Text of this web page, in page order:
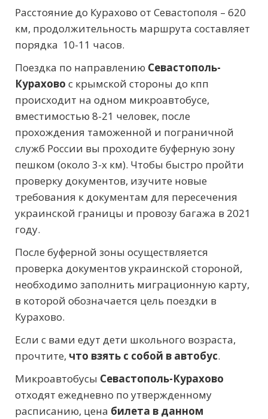
Расстояние до Курахово от Севастополя – 620
км, продолжительность маршрута составляет
порядка 10-11 часов.
Поездка по направлению Севастополь-
Курахово с крымской стороны до кпп
происходит на одном микроавтобусе,
вместимостью 8-21 человек, после
прохождения таможенной и пограничной
служб России вы проходите буферную зону
пешком (около 3-х км). Чтобы быстро пройти
проверку документов, изучите новые
требования к документам для пересечения
украинской границы и провозу багажа в 2021
году.
После буферной зоны осуществляется
проверка документов украинской стороной,
необходимо заполнить миграционную карту,
в которой обозначается цель поездки в
Курахово.
Если с вами едут дети школьного возраста,
прочтите, что взять с собой в автобус.
Микроавтобусы Севастополь-Курахово
отходят ежедневно по утвержденному
расписанию, цена билета в данном